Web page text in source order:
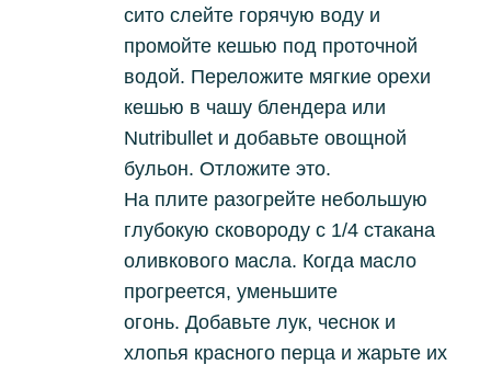
сито слейте горячую воду и
промойте кешью под проточной
водой. Переложите мягкие орехи
кешью в чашу блендера или
Nutribullet и добавьте овощной
бульон. Отложите это.
На плите разогрейте небольшую
глубокую сковороду с 1/4 стакана
оливкового масла. Когда масло
прогреется, уменьшите
огонь. Добавьте лук, чеснок и
хлопья красного перца и жарьте их